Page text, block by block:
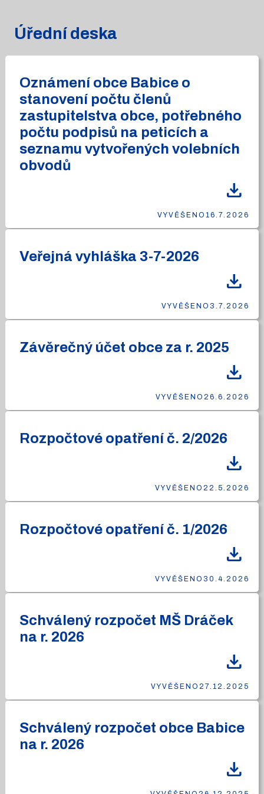
Úřední deska
Oznámení obce Babice o
stanovení počtu členů
zastupitelstva obce, potřebného
počtu podpisů na peticích a
seznamu vytvořených volebních
obvodů
download
VYVĚŠENO 16.7.2026
Veřejná vyhláška 3-7-2026
download
VYVĚŠENO 3.7.2026
Závěrečný účet obce za r. 2025
download
VYVĚŠENO 26.6.2026
Rozpočtové opatření č. 2/2026
download
VYVĚŠENO 22.5.2026
Rozpočtové opatření č. 1/2026
download
VYVĚŠENO 30.4.2026
Schválený rozpočet MŠ Dráček
na r. 2026
download
VYVĚŠENO 27.12.2025
Schválený rozpočet obce Babice
na r. 2026
download